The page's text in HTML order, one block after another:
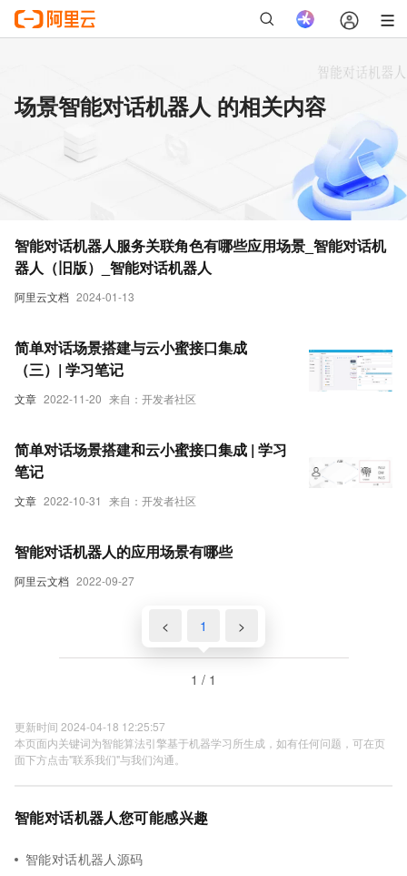
场景智能对话机器人 的相关内容
阿里云文档 2024-01-13
智能对话机器人服务关联角色有哪些应用场景_智能对话机
器人（旧版）_智能对话机器人
文章 2022-11-20 来自：开发者社区
简单对话场景搭建与云小蜜接口集成
（三）| 学习笔记
文章 2022-10-31 来自：开发者社区
简单对话场景搭建和云小蜜接口集成 | 学习
笔记
阿里云文档 2022-09-27
智能对话机器人的应用场景有哪些
< 1 >
1 / 1
更新时间 2024-04-18 12:25:57
本页面内关键词为智能算法引擎基于机器学习所生成，如有任何问题，可在页
面下方点击"联系我们"与我们沟通。
智能对话机器人您可能感兴趣
智能对话机器人源码